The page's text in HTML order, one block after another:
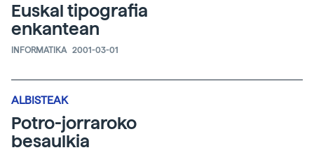
Euskal tipografia
enkantean
INFORMATIKA 2001-03-01
ALBISTEAK
Potro-jorraroko
besaulkia